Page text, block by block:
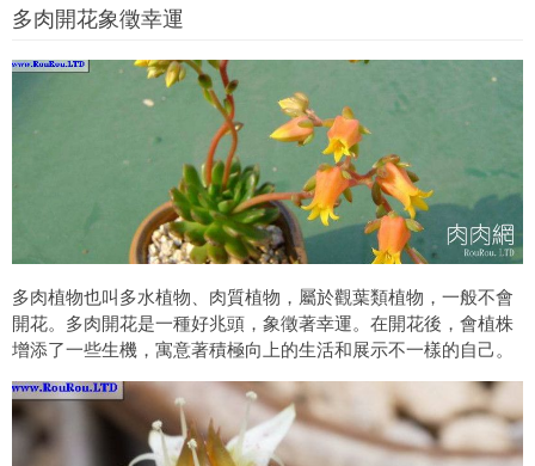
多肉開花象徵幸運
多肉植物也叫多水植物、肉質植物，屬於觀葉類植物，一般不會
開花。多肉開花是一種好兆頭，象徵著幸運。在開花後，會植株
增添了一些生機，寓意著積極向上的生活和展示不一樣的自己。